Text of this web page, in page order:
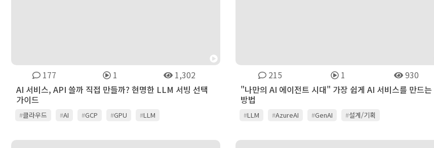
177 1
1,302
AI 서비스, API 쓸까 직접 만들까? 현명한 LLM 서빙 선택
가이드
#클라우드 #AI #GCP #GPU #LLM
215 1
930
"나만의 AI 에이전트 시대" 가장 쉽게 AI 서비스를 만드는
방법
#LLM #AzureAI #GenAI #설계/기획